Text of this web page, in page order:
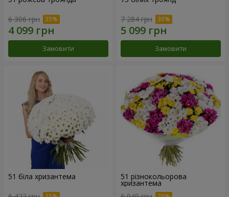
6 306 грн
Замовити
7 284 грн
Замовити
51 біла хризантема 51 різнокольорова
хризантема